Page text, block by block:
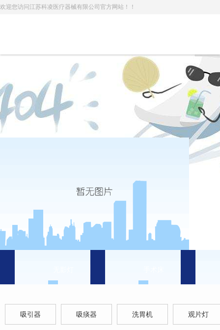
欢迎您访问江苏科凌医疗器械有限公司官方网站
吸引器 吸痰器 洗胃机 观片灯